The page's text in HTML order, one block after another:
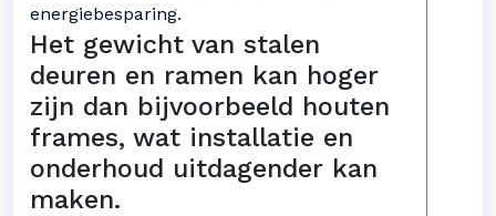
energiebesparing.
Het gewicht van stalen
deuren en ramen kan hoger
zijn dan bijvoorbeeld houten
frames, wat installatie en
onderhoud uitdagender kan
maken.